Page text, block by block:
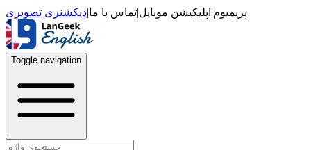
پریمیوم| اپلیکیشن موبایل|تماس با ما|دیکشنری تصویری
Toggle navigation